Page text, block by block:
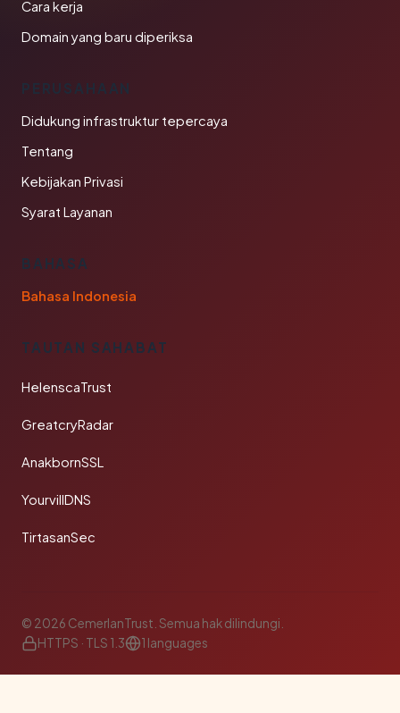
Cara kerja
Domain yang baru diperiksa
PERUSAHAAN
Didukung infrastruktur tepercaya
Tentang
Kebijakan Privasi
Syarat Layanan
BAHASA
Bahasa Indonesia
TAUTAN SAHABAT
HelenscaTrust
GreatcryRadar
AnakbornSSL
YourvillDNS
TirtasanSec
© 2026 CemerlanTrust. Semua hak dilindungi.
HTTPS · TLS 1.3
1 languages